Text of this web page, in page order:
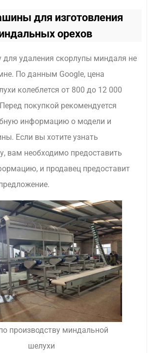
для изготовления
орехов
удаления скорлупы миндаля не
По данным Google, цена
колеблется от 800 до 12 000
покупкой рекомендуется
информацию о модели и
Если вы хотите узнать
вам необходимо предоставить
и продавец предоставит
производству миндальной
шелухи